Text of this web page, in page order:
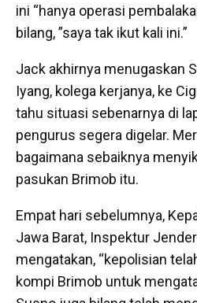
ini “hanya operasi
bilang, ”saya tak ikut kali ini.”
Jack akhirnya menugaskan
Iyang, kolega kerjanya, ke
tahu situasi sebenarnya di
pengurus segera digelar.
bagaimana sebaiknya
pasukan Brimob itu.
Empat hari sebelumnya,
Jawa Barat, Inspektur
mengatakan, “kepolisian
kompi Brimob untuk